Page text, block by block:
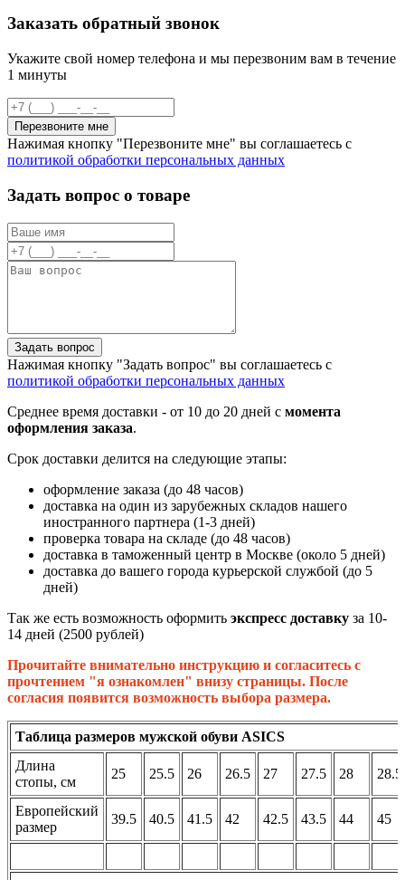
Заказать обратный звонок
Укажите свой номер телефона и мы перезвоним вам в течение
1 минуты
Перезвоните мне
Нажимая кнопку "Перезвоните мне" вы соглашаетесь с
политикой обработки персональных данных
Задать вопрос о товаре
Задать вопрос
Нажимая кнопку "Задать вопрос" вы соглашаетесь с
политикой обработки персональных данных
Среднее время доставки - от 10 до 20 дней с момента
оформления заказа.
Срок доставки делится на следующие этапы:
оформление заказа (до 48 часов)
доставка на один из зарубежных складов нашего
иностранного партнера (1-3 дней)
проверка товара на складе (до 48 часов)
доставка в таможенный центр в Москве (около 5 дней)
доставка до вашего города курьерской службой (до 5
дней)
Так же есть возможность оформить экспресс доставку за 10-
14 дней (2500 рублей)
Прочитайте внимательно инструкцию и согласитесь с
прочтением "я ознакомлен" внизу страницы. После
согласия появится возможность выбора размера.
Таблица размеров мужской обуви ASICS
Длина
стопы, см
25 25.5 26 26.5 27 27.5 28 28.5
Европейский
размер
39.5 40.5 41.5 42 42.5 43.5 44 45